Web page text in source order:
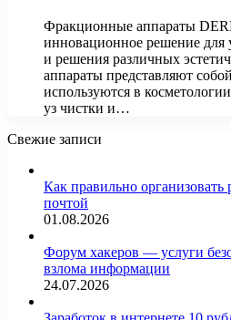
Фракционные аппараты
инновационное решение для
и решения различных
аппараты представляют
используются в
уз чистки и…
Свежие записи
Как правильно организовать
почтой
01.08.2026
Форум хакеров — услуги
взлома информации
24.07.2026